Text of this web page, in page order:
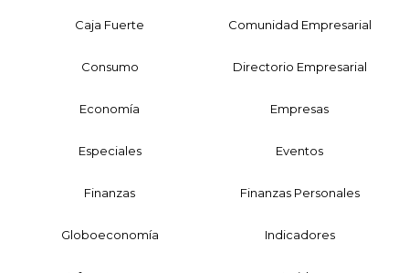
Caja Fuerte Comunidad Empresarial
Consumo Directorio Empresarial
Economía Empresas
Especiales Eventos
Finanzas Finanzas Personales
Globoeconomía Indicadores